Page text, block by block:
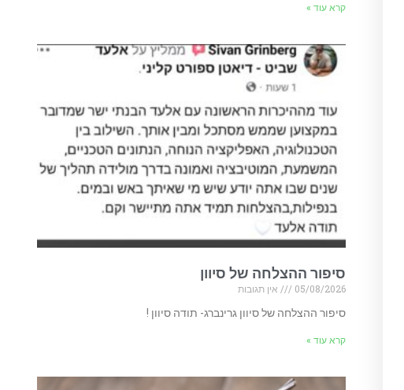
קרא עוד »
סיפור ההצלחה של סיוון
05/08/2026
אין תגובות
סיפור ההצלחה של סיוון גרינברג- תודה סיוון !
קרא עוד »